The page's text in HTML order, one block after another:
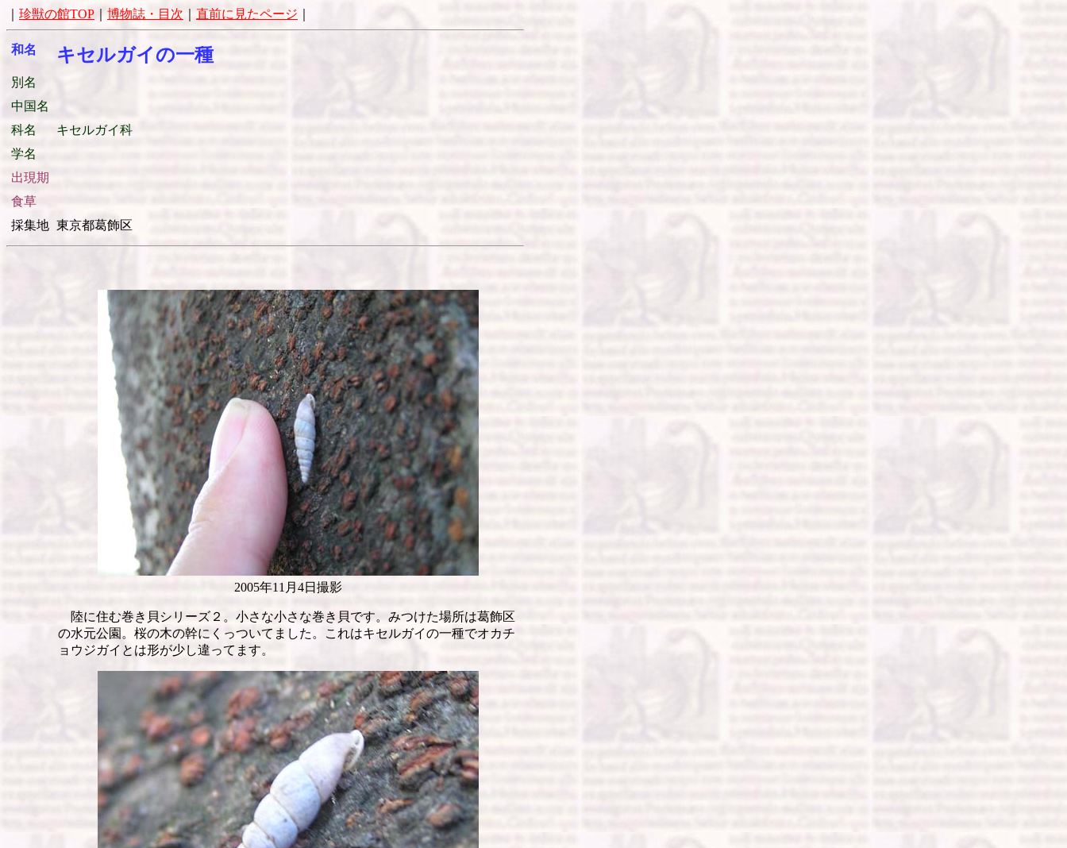
珍獣の館TOP 博物誌・目次 直前に見たページ
和名 キセルガイの一種
別名
中国名
科名
キセルガイ科
学名
出現期
食草
採集地 東京都葛飾区
2005年11月4日撮影
陸に住む巻き貝シリーズ２。小さな小さな巻き貝です。みつけた場所は葛飾区
の水元公園。桜の木の幹にくっついてました。これはキセルガイの一種でオカチ
ョウジガイとは形が少し違ってます。